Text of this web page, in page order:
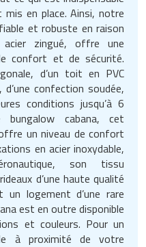
en place. Ainsi, notre
et robuste en raison
zingué, offre une
confort et de sécurité.
d’un toit en PVC
confection soudée,
conditions jusqu’à 6
cabana, cet
un niveau de confort
en acier inoxydable,
son tissu
d’une haute qualité
logement d’une rare
est en outre disponible
et couleurs. Pour un
à proximité de votre